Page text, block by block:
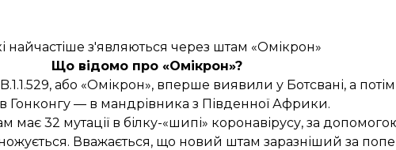
з'являються через штам «Омікрон»
Що відомо про «Омікрон»?
або «Омікрон», вперше виявили у Ботсвані, а
Гонконгу — в мандрівника з Південної Африки.
32 мутації в білку-«шипі» коронавірусу, за
Вважається, що новий штам заразніший за